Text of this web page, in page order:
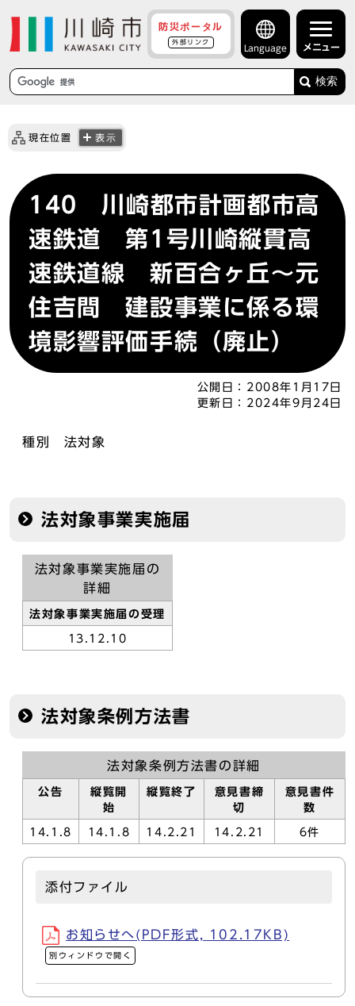
防災ポータル
外部リンク
Language メニュー
検索
現在位置 表示
140 川崎都市計画都市高
速鉄道 第1号川崎縦貫高
速鉄道線 新百合ヶ丘～元
住吉間 建設事業に係る環
境影響評価手続（廃止）
公開日： 2008年1月17日
更新日： 2024年9月24日
種別 法対象
法対象事業実施届
法対象事業実施届の
詳細
法対象事業実施届の受理
13.12.10
法対象条例方法書
法対象条例方法書の詳細
公告
縦覧開
始
縦覧終了
意見書締
切
意見書件
数
14.1.8 14.1.8 14.2.21 14.2.21 6件
添付ファイル
お知らせへ(PDF形式, 102.17KB)
別ウィンドウで開く